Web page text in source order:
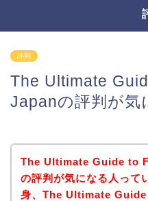
評判
The Ultimate
Japanの評判が気
The Ultimate Guide to
の評判が気になる人って
身、The Ultimate